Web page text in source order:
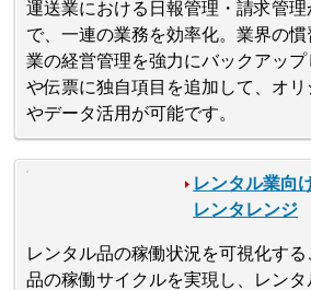
運送業における日報管理・請求管理
で、一連の業務を効率化。業界の
業の経営管理を強力にバックアッ
や伝票に独自項目を追加して、オ
やデータ活用が可能です。
レンタル業向
レンタレンジ
レンタル品の稼働状況を可視化す
品の稼働サイクルを実現し、レンタ